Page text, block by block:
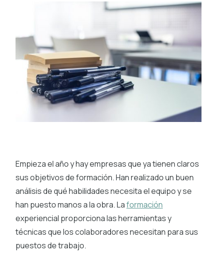
Empieza el año y hay empresas que ya tienen claros
sus objetivos de formación. Han realizado un buen
análisis de qué habilidades necesita el equipo y se
han puesto manos a la obra. Laformación
experiencial proporciona las herramientas y
técnicas que los colaboradores necesitan para sus
puestos de trabajo.